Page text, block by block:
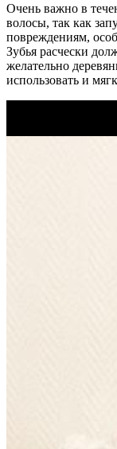
Очень важно в
волосы, так как
повреждениям,
Зубья расчески
желательно
использовать и